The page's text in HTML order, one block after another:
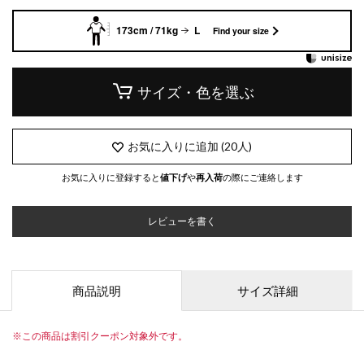
173cm / 71kg L Find your size
サイズ・色を選ぶ
お気に入りに追加 (20人)
お気に入りに登録すると値下げや再入荷の際にご連絡します
レビューを書く
商品説明 サイズ詳細
※この商品は割引クーポン対象外です。